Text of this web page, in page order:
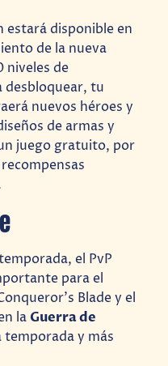
estará disponible en
de la nueva
niveles de
desbloquear, tu
nuevos héroes y
de armas y
juego gratuito, por
el PvP
para el
Blade y el
laGuerra de
y más